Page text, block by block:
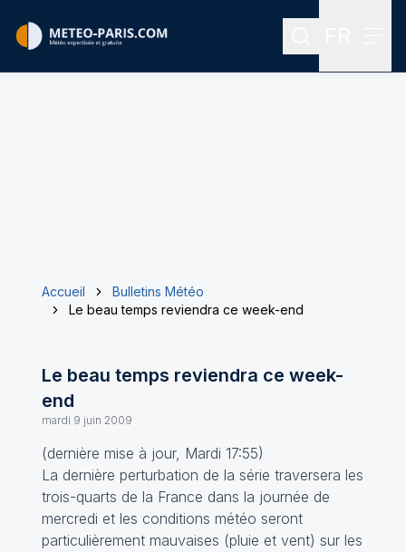
Rechercher
Accueil
Bulletins Météo
Le beau temps reviendra ce week-end
Le beau temps reviendra ce week-
end
mardi 9 juin 2009
(dernière mise à jour, Mardi 17:55)
La dernière perturbation de la série traversera les
trois-quarts de la France dans la journée de
mercredi et les conditions météo seront
particulièrement mauvaises (pluie et vent) sur les